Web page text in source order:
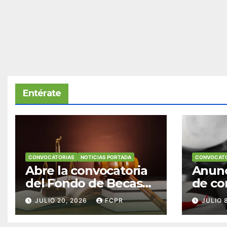
Entérate
CONVOCATORIAS NOTICIAS PORTADA
Abre la convocatoria
del Fondo de Becas
McConnell
Valdés/Antonio
JULIO 20, 2026 FCPR
de
JULIO